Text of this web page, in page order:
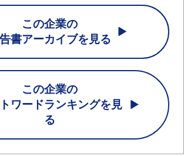
この企業の
書アーカイブを見る
この企業の
ワードランキングを見
る